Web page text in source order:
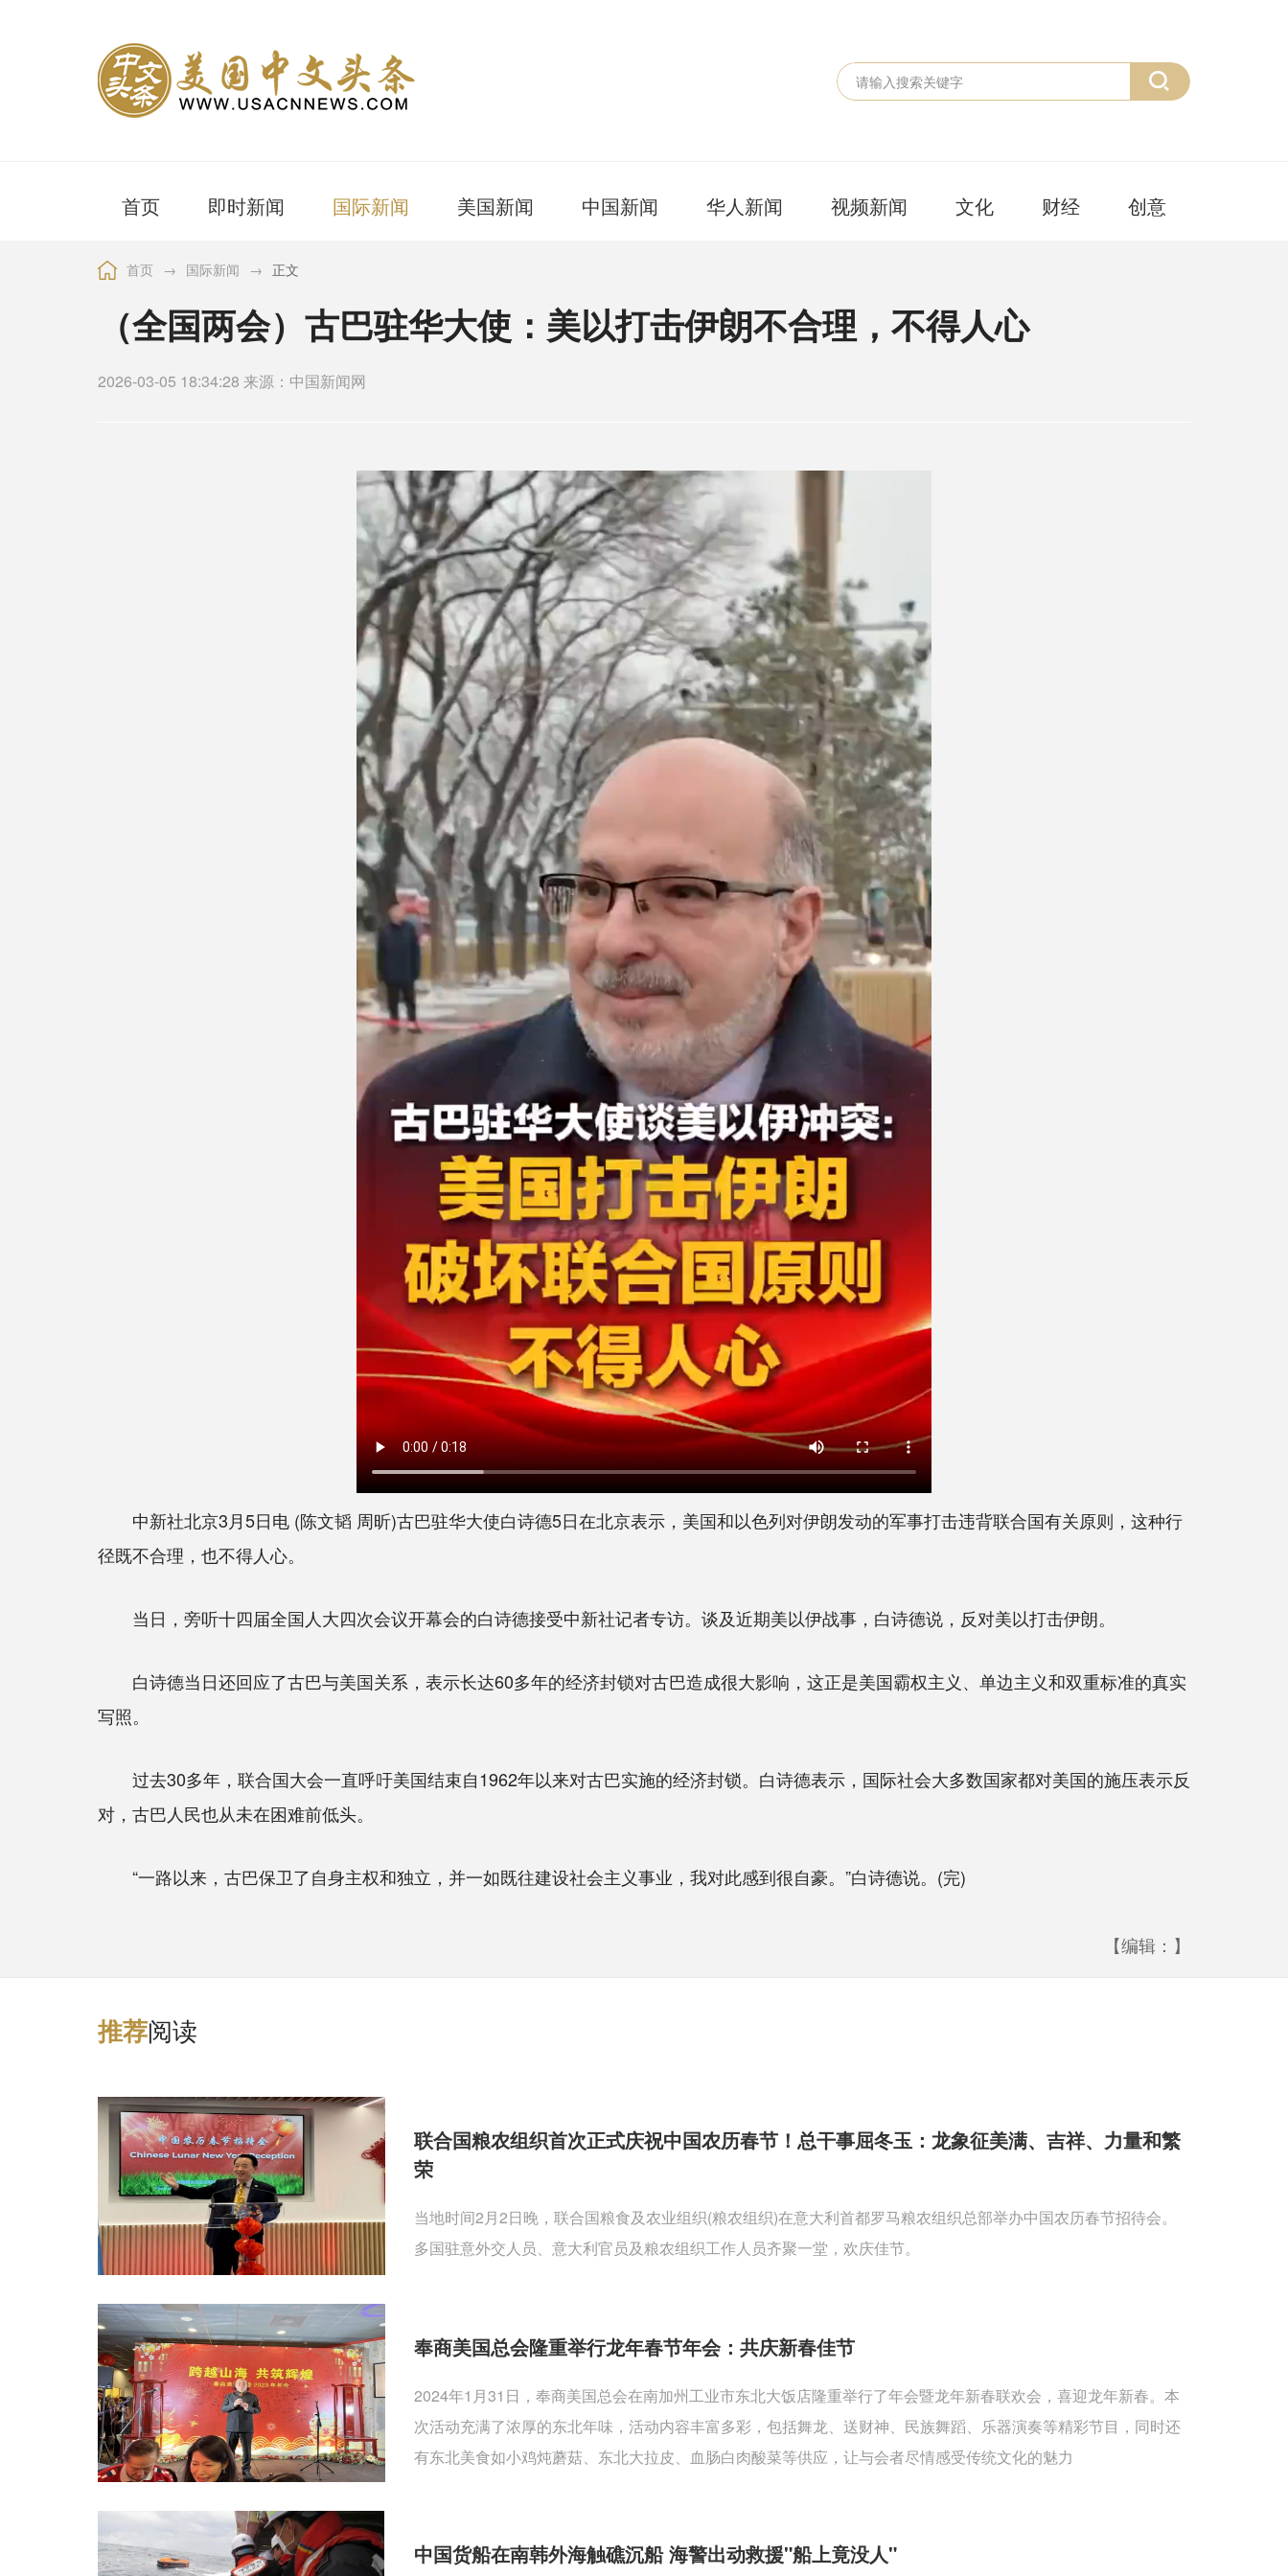
首页 即时新闻 国际新闻 美国新闻 中国新闻 华人新闻 视频新闻 文化 财经 创意
首页 → 国际新闻 → 正文
（全国两会）古巴驻华大使：美以打击伊朗不合理，不得人心
2026-03-05 18:34:28 来源：中国新闻网
中新社北京3月5日电 (陈文韬 周昕)古巴驻华大使白诗德5日在北京表示，美国和以色列对伊朗发动的军事打击违背联合国有关原则，这种行
径既不合理，也不得人心。
当日，旁听十四届全国人大四次会议开幕会的白诗德接受中新社记者专访。谈及近期美以伊战事，白诗德说，反对美以打击伊朗。
白诗德当日还回应了古巴与美国关系，表示长达60多年的经济封锁对古巴造成很大影响，这正是美国霸权主义、单边主义和双重标准的真实
写照。
过去30多年，联合国大会一直呼吁美国结束自1962年以来对古巴实施的经济封锁。白诗德表示，国际社会大多数国家都对美国的施压表示反
对，古巴人民也从未在困难前低头。
“一路以来，古巴保卫了自身主权和独立，并一如既往建设社会主义事业，我对此感到很自豪。”白诗德说。(完)
【编辑：】
推荐阅读
联合国粮农组织首次正式庆祝中国农历春节！总干事屈冬玉：龙象征美满、吉祥、力量和繁
荣
当地时间2月2日晚，联合国粮食及农业组织(粮农组织)在意大利首都罗马粮农组织总部举办中国农历春节招待会。
多国驻意外交人员、意大利官员及粮农组织工作人员齐聚一堂，欢庆佳节。
奉商美国总会隆重举行龙年春节年会：共庆新春佳节
2024年1月31日，奉商美国总会在南加州工业市东北大饭店隆重举行了年会暨龙年新春联欢会，喜迎龙年新春。本
次活动充满了浓厚的东北年味，活动内容丰富多彩，包括舞龙、送财神、民族舞蹈、乐器演奏等精彩节目，同时还
有东北美食如小鸡炖蘑菇、东北大拉皮、血肠白肉酸菜等供应，让与会者尽情感受传统文化的魅力
中国货船在南韩外海触礁沉船 海警出动救援"船上竟没人"